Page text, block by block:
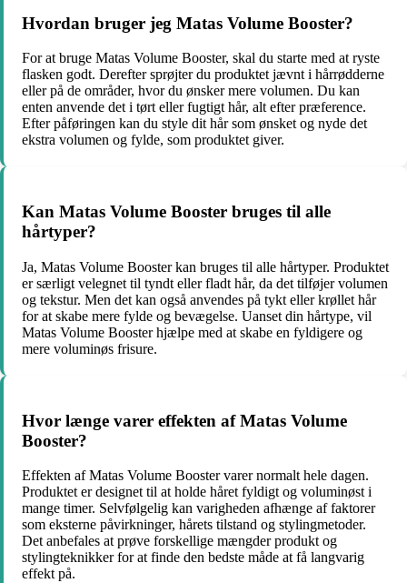
Hvordan bruger jeg Matas Volume Booster?
For at bruge Matas Volume Booster, skal du starte med at ryste
flasken godt. Derefter sprøjter du produktet jævnt i hårrødderne
eller på de områder, hvor du ønsker mere volumen. Du kan
enten anvende det i tørt eller fugtigt hår, alt efter præference.
Efter påføringen kan du style dit hår som ønsket og nyde det
ekstra volumen og fylde, som produktet giver.
Kan Matas Volume Booster bruges til alle
hårtyper?
Ja, Matas Volume Booster kan bruges til alle hårtyper. Produktet
er særligt velegnet til tyndt eller fladt hår, da det tilføjer volumen
og tekstur. Men det kan også anvendes på tykt eller krøllet hår
for at skabe mere fylde og bevægelse. Uanset din hårtype, vil
Matas Volume Booster hjælpe med at skabe en fyldigere og
mere voluminøs frisure.
Hvor længe varer effekten af Matas Volume
Booster?
Effekten af Matas Volume Booster varer normalt hele dagen.
Produktet er designet til at holde håret fyldigt og voluminøst i
mange timer. Selvfølgelig kan varigheden afhænge af faktorer
som eksterne påvirkninger, hårets tilstand og stylingmetoder.
Det anbefales at prøve forskellige mængder produkt og
stylingteknikker for at finde den bedste måde at få langvarig
effekt på.